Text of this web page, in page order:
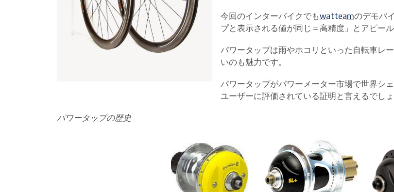
今回のインターバイクでもwatteamのデモバ
プと表示される値が同じ＝高精度」とアピール
パワータップは雨やホコリといった自転車レ
いのも魅力です。
パワータップがパワーメーター市場で世界シ
ユーザーに評価されている証明と言えるでしょ
パワータップの歴史